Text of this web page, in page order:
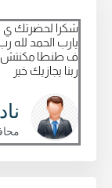
شكرا لحضرتك ي
يارب الحمد لله رب
ف طنطا مكنتش
ربنا يجازيك خير
محافظه